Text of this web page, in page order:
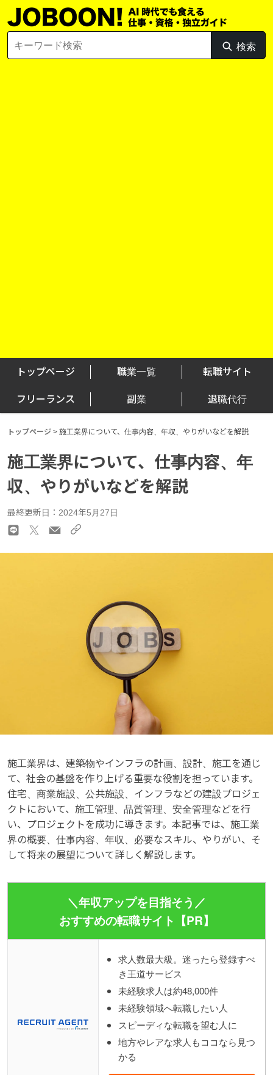
Skip
to
for:
検索
検
索
トップページ 職業一覧 転職サイト
フリーランス 副業 退職代行
トップページ > 施工業界について、仕事内容、年収、やりがいなどを解説
施工業界について、仕事内容、年
収、やりがいなどを解説
最終更新日：2024年5月27日
施工業界は、建築物やインフラの計画、設計、施工を通じ
て、社会の基盤を作り上げる重要な役割を担っています。
住宅、商業施設、公共施設、インフラなどの建設プロジェ
クトにおいて、施工管理、品質管理、安全管理などを行
い、プロジェクトを成功に導きます。本記事では、施工業
界の概要、仕事内容、年収、必要なスキル、やりがい、そ
して将来の展望について詳しく解説します。
＼年収アップを目指そう／
おすすめの転職サイト【PR】
求人数最大級。迷ったら登録すべ
き王道サービス
未経験求人は約48,000件
未経験領域へ転職したい人
スピーディな転職を望む人に
地方やレアな求人もココなら見つ
かる